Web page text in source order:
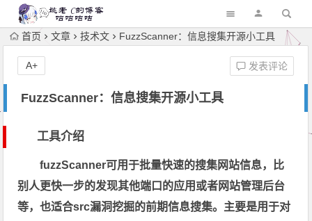
首页 文章 技术文 FuzzScanner：信息搜集开源小工具
FuzzScanner：信息搜集开源小工具
发表评论
A+
工具介绍
fuzzScanner可用于批量快速的搜集网站信息，比
别人更快一步的发现其他端口的应用或者网站管理后台
等，也适合src漏洞挖掘的前期信息搜集。主要是用于对